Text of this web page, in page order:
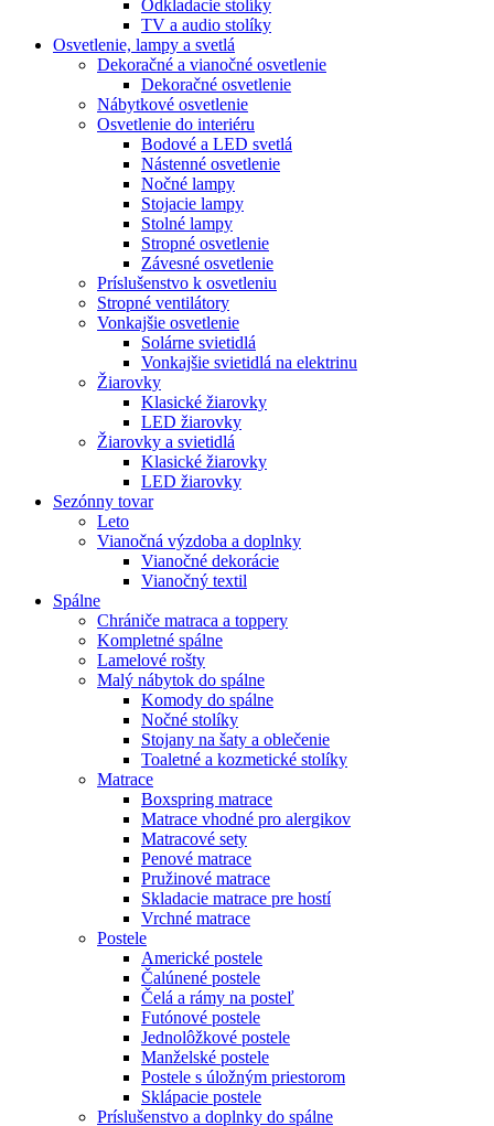
Odkladacie stolíky
TV a audio stolíky
Osvetlenie, lampy a svetlá
Dekoračné a vianočné osvetlenie
Dekoračné osvetlenie
Nábytkové osvetlenie
Osvetlenie do interiéru
Bodové a LED svetlá
Nástenné osvetlenie
Nočné lampy
Stojacie lampy
Stolné lampy
Stropné osvetlenie
Závesné osvetlenie
Príslušenstvo k osvetleniu
Stropné ventilátory
Vonkajšie osvetlenie
Solárne svietidlá
Vonkajšie svietidlá na elektrinu
Žiarovky
Klasické žiarovky
LED žiarovky
Žiarovky a svietidlá
Klasické žiarovky
LED žiarovky
Sezónny tovar
Leto
Vianočná výzdoba a doplnky
Vianočné dekorácie
Vianočný textil
Spálne
Chrániče matraca a toppery
Kompletné spálne
Lamelové rošty
Malý nábytok do spálne
Komody do spálne
Nočné stolíky
Stojany na šaty a oblečenie
Toaletné a kozmetické stolíky
Matrace
Boxspring matrace
Matrace vhodné pro alergikov
Matracové sety
Penové matrace
Pružinové matrace
Skladacie matrace pre hostí
Vrchné matrace
Postele
Americké postele
Čalúnené postele
Čelá a rámy na posteľ
Futónové postele
Jednolôžkové postele
Manželské postele
Postele s úložným priestorom
Sklápacie postele
Príslušenstvo a doplnky do spálne